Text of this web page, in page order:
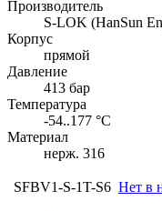
Производитель
S-LOK (HanSun
Корпус
прямой
Давление
413 бар
Температура
-54..177 °C
Материал
нерж. 316
SFBV1-S-1T-S6 Нет в